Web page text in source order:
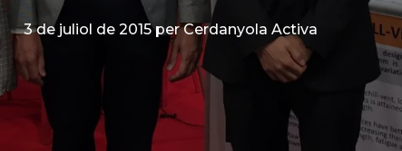
3 de juliol de 2015 per Cerdanyola Activa